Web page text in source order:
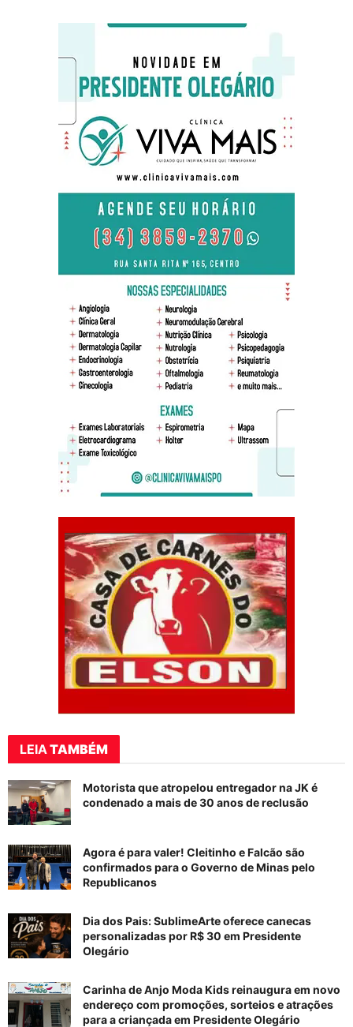
LEIA TAMBÉM
Motorista que atropelou entregador na JK é
condenado a mais de 30 anos de reclusão
Agora é para valer! Cleitinho e Falcão são
confirmados para o Governo de Minas pelo
Republicanos
Dia dos Pais: SublimeArte oferece canecas
personalizadas por R$ 30 em Presidente
Olegário
Carinha de Anjo Moda Kids reinaugura em novo
endereço com promoções, sorteios e atrações
para a criançada em Presidente Olegário